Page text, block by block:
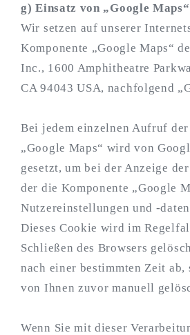
g) Einsatz von „Google Maps“
Wir setzen auf unserer
Komponente „Google Maps“
Inc., 1600 Amphitheatre
CA 94043 USA, nachfolgend
Bei jedem einzelnen Aufruf
„Google Maps“ wird von
gesetzt, um bei der Anzeige
der die Komponente „Google
Nutzereinstellungen und -
Dieses Cookie wird im
Schließen des Browsers
nach einer bestimmten Zeit ab,
von Ihnen zuvor manuell
Wenn Sie mit dieser